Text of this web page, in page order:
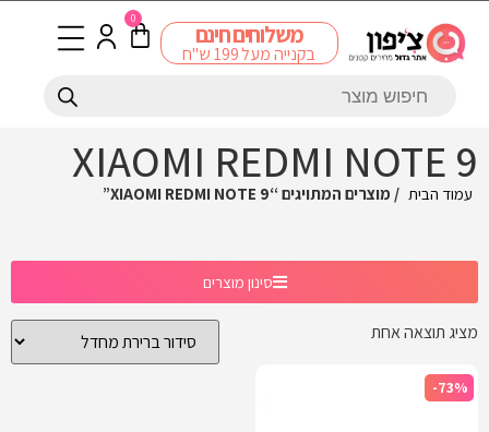
משלוחים חינם
בקנייה מעל 199 ש"ח
0
XIAOMI REDMI NOTE 9
עמוד הבית / מוצרים המתויגים “XIAOMI REDMI NOTE 9”
סינון מוצרים
מציג תוצאה אחת
-73%